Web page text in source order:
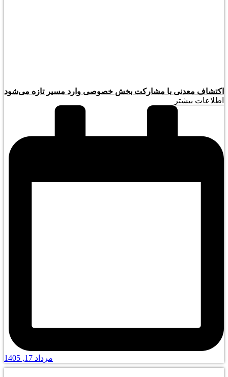
اکتشاف معدنی با مشارکت بخش خصوصی وارد مسیر تازه می‌شود
اطلاعات بیشتر
مرداد 17, 1405